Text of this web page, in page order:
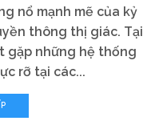
nổ mạnh mẽ của kỷ
thông thị giác. Tại
gặp những hệ thống
rỡ tại các...